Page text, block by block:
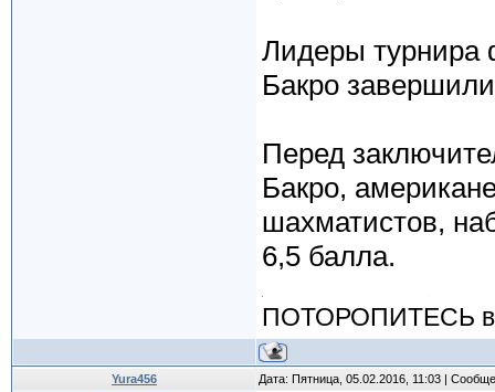
Лидеры турнира
Бакро
Перед
Бакро,
шахматистов,
6,5 балла.
ПОТОРОПИТЕСЬ
Yura456 Дата: Пятница, 05.02.2016, 11:03 |